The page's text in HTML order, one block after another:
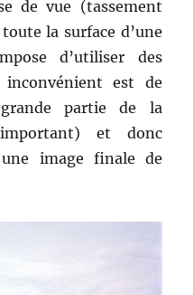
de vue (tassement
la surface d’une
d’utiliser des
inconvénient est de
partie de la
et donc
image finale de